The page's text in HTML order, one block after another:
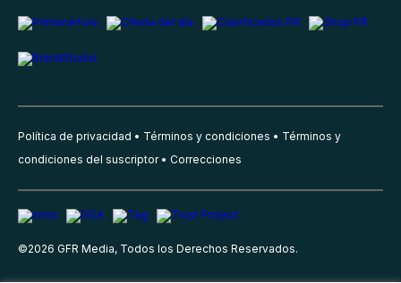
Política de privacidad Términos y condiciones
Términos y
condiciones del suscriptor
Correcciones
©2026 GFR Media, Todos los Derechos Reservados.